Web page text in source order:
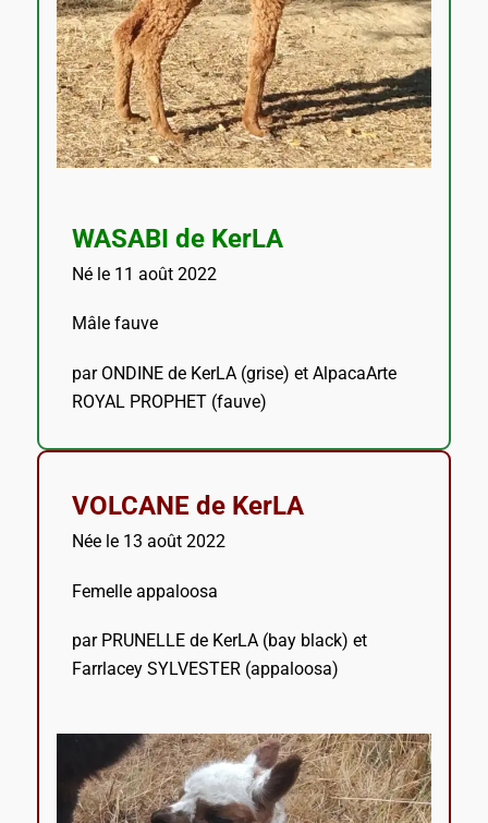
WASABI de KerLA
Né le 11 août 2022
Mâle fauve
par ONDINE de KerLA (grise) et AlpacaArte
ROYAL PROPHET (fauve)
VOLCANE de KerLA
Née le 13 août 2022
Femelle appaloosa
par PRUNELLE de KerLA (bay black) et
Farrlacey SYLVESTER (appaloosa)